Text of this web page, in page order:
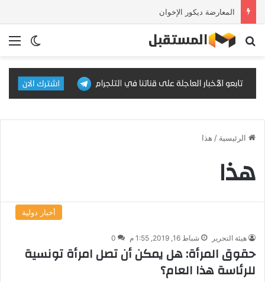
المعارضة ديكور الإخوان
الوضع بحث عن
الرئيسية / هذا
هذا
أخبار دولية
هيئة التحرير شباط 16, 2019, 1:55 م 0
حقوق المرأة: هل يمكن أن تصل امرأة تونسية
للرئاسة هذا العام؟